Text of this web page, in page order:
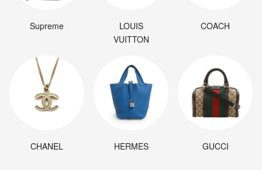
Supreme
LOUIS
VUITTON
COACH
CHANEL HERMES GUCCI